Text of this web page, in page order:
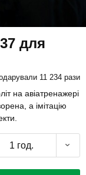
для
11 234 рази
на авіатренажері
а імітацію
1 год.